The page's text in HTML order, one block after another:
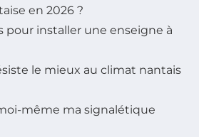
en 2026 ?
pour installer une enseigne à
le mieux au climat nantais
même ma signalétique